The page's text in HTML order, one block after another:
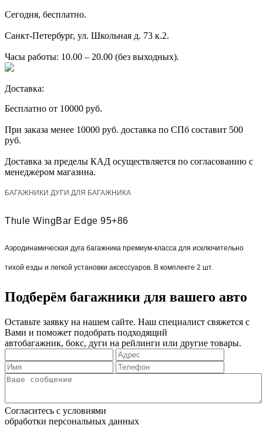
Сегодня, бесплатно.
Санкт-Петербург, ул. Школьная д. 73 к.2.
Часы работы: 10.00 – 20.00 (без выходных).
Доставка:
Бесплатно от 10000 руб.
При заказа менее 10000 руб. доставка по СПб составит 500
руб.
Доставка за пределы КАД осуществляется по согласованию с
менеджером магазина.
БАГАЖНИКИ ДУГИ ДЛЯ БАГАЖНИКА
Thule WingBar Edge 95+86
Аэродинамическая дуга багажника премиум-класса для исключительно
тихой езды и легкой установки аксессуаров. В комплекте 2 шт.
Подберём багажники для вашего авто
Оставьте заявку на нашем сайте. Наш специалист свяжется с
Вами и поможет подобрать подходящий
автобагажник, бокс, дуги на рейлинги или другие товары.
Согласитесь с условиями
обработки персональных данных